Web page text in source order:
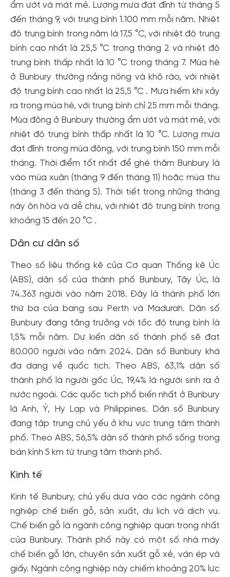
ẩm ướt và mát mẻ. Lượng mưa đạt đỉnh từ tháng 5
đến tháng 9, với trung bình 1.100 mm mỗi năm. Nhiệt
độ trung bình trong năm là 17,5 °C, với nhiệt độ trung
bình cao nhất là 25,5 °C trong tháng 2 và nhiệt độ
trung bình thấp nhất là 10 °C trong tháng 7. Mùa hè
ở Bunbury thường nắng nóng và khô ráo, với nhiệt
độ trung bình cao nhất là 25,5 °C . Mưa hiếm khi xảy
ra trong mùa hè, với trung bình chỉ 25 mm mỗi tháng.
Mùa đông ở Bunbury thường ẩm ướt và mát mẻ, với
nhiệt độ trung bình thấp nhất là 10 °C. Lượng mưa
đạt đỉnh trong mùa đông, với trung bình 150 mm mỗi
tháng. Thời điểm tốt nhất để ghé thăm Bunbury là
vào mùa xuân (tháng 9 đến tháng 11) hoặc mùa thu
(tháng 3 đến tháng 5). Thời tiết trong những tháng
này ôn hòa và dễ chịu, với nhiệt độ trung bình trong
khoảng 15 đến 20 °C .
Dân cư dân số
Theo số liệu thống kê của Cơ quan Thống kê Úc
(ABS), dân số của thành phố Bunbury, Tây Úc, là
74.363 người vào năm 2018. Đây là thành phố lớn
thứ ba của bang sau Perth và Madurah. Dân số
Bunbury đang tăng trưởng với tốc độ trung bình là
1,5% mỗi năm. Dự kiến dân số thành phố sẽ đạt
80.000 người vào năm 2024. Dân số Bunbury khá
đa dạng về quốc tịch. Theo ABS, 63,1% dân số
thành phố là người gốc Úc, 19,4% là người sinh ra ở
nước ngoài. Các quốc tịch phổ biến nhất ở Bunbury
là Anh, Ý, Hy Lạp và Philippines. Dân số Bunbury
đang tập trung chủ yếu ở khu vực trung tâm thành
phố. Theo ABS, 56,5% dân số thành phố sống trong
bán kính 5 km từ trung tâm thành phố.
Kinh tế
Kinh tế Bunbury, chủ yếu dựa vào các ngành công
nghiệp chế biến gỗ, sản xuất, du lịch và dịch vụ.
Chế biến gỗ là ngành công nghiệp quan trọng nhất
của Bunbury. Thành phố này có một số nhà máy
chế biến gỗ lớn, chuyên sản xuất gỗ xẻ, ván ép và
giấy. Ngành công nghiệp này chiếm khoảng 20% lực